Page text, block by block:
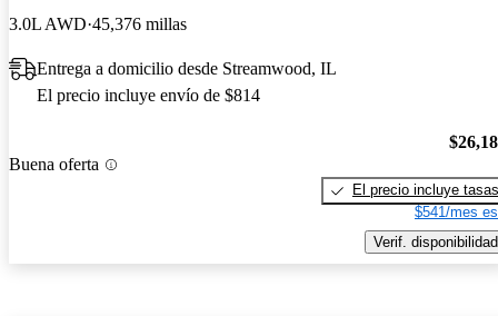
3.0L AWD 45,376 millas
Entrega a domicilio desde Streamwood, IL
El precio incluye envío de $814
Buena oferta
El precio incluye tasas
$541/mes
Verif. disponibilidad